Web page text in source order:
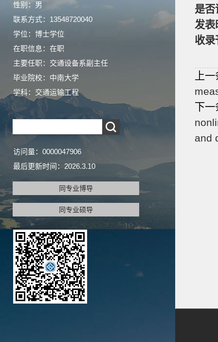
性别：男
联系方式：13548720040
学位：博士学位
在职信息：在职
主要任职：交通设备系副主任
毕业院校：中南大学
学科：交通运输工程
访问量： 0000047906
最后更新时间： 2026.3.10
同专业博导
同专业硕导
是否
发表
收录
上
下一
and